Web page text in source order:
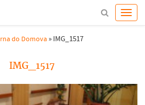
do Domova » IMG_1517
IMG_1517